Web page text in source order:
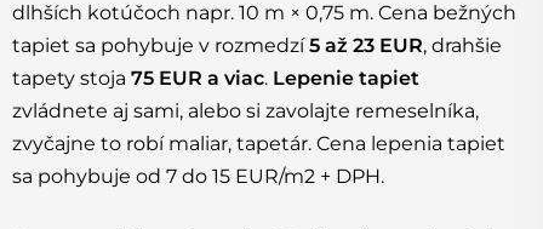
dlhších kotúčoch napr. 10 m × 0,75 m. Cena bežných
tapiet sa pohybuje v rozmedzí5 až 23 EUR, drahšie
tapety stoja 75 EUR a viac. Lepenie tapiet
zvládnete aj sami, alebo si zavolajte remeselníka,
zvyčajne to robí maliar, tapetár. Cena lepenia tapiet
sa pohybuje od 7 do 15 EUR/m2 + DPH.